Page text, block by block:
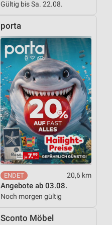
Gültig bis Sa. 22.08.
porta
20,6 km
Angebote ab 03.08.
Noch morgen gültig
Sconto Möbel